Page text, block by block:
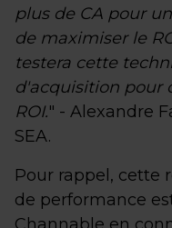
plus de CA pour
de maximiser le
testera cette
d'acquisition pour
ROI." - Alexandre
SEA.
Pour rappel, cette
de performance